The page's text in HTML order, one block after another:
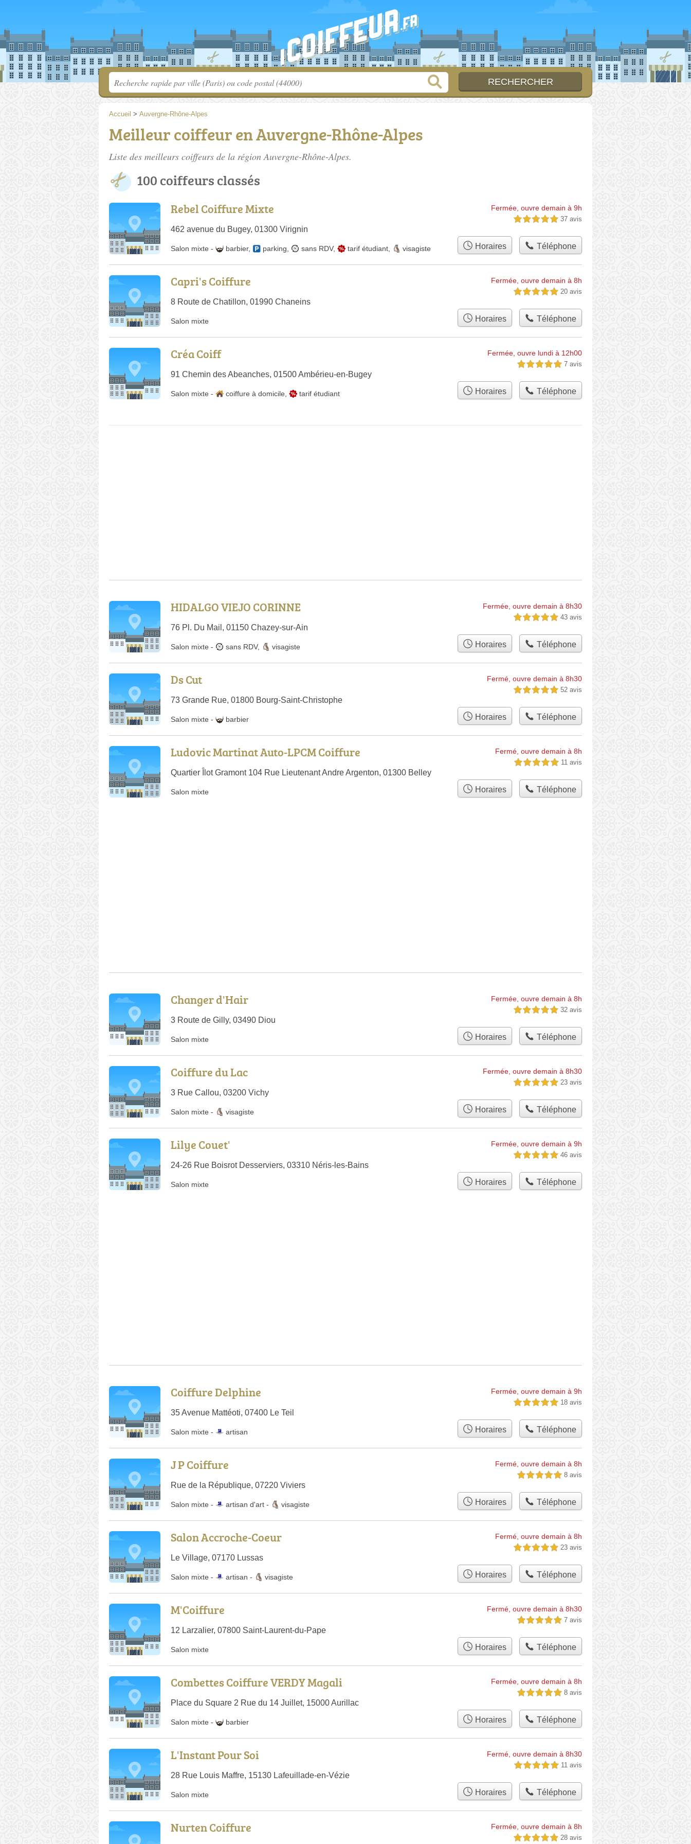
Accueil > Auvergne-Rhône-Alpes
Meilleur coiffeur en Auvergne-Rhône-Alpes
Liste des meilleurs coiffeurs de la région Auvergne-Rhône-Alpes.
100 coiffeurs classés
Rebel Coiffure Mixte
462 avenue du Bugey, 01300 Virignin
Fermée, ouvre demain à 9h
5,0 étoiles sur 5 37 avis
Salon mixte - barbier, parking sans RDV, tarif étudiant visagiste Horaires Téléphone
Capri's Coiffure
8 Route de Chatillon, 01990 Chaneins
Fermée, ouvre demain à 8h
5,0 étoiles sur 5 20 avis
Salon mixte Horaires Téléphone
Créa Coiff
91 Chemin des Abeanches, 01500 Ambérieu-en-Bugey
Fermée, ouvre lundi à 12h00
5,0 étoiles sur 5 7 avis
Salon mixte - coiffure à domicile tarif étudiant Horaires Téléphone
HIDALGO VIEJO CORINNE
76 Pl. Du Mail, 01150 Chazey-sur-Ain
Fermée, ouvre demain à 8h30
5,0 étoiles sur 5 43 avis
Salon mixte - sans RDV, visagiste Horaires Téléphone
Ds Cut
73 Grande Rue, 01800 Bourg-Saint-Christophe
Fermé, ouvre demain à 8h30
5,0 étoiles sur 5 52 avis
Salon mixte - barbier Horaires Téléphone
Ludovic Martinat Auto-LPCM Coiffure
Quartier Îlot Gramont 104 Rue Lieutenant Andre Argenton, 01300 Belley
Fermé, ouvre demain à 8h
5,0 étoiles sur 5 11 avis
Salon mixte Horaires Téléphone
Changer d'Hair
3 Route de Gilly, 03490 Diou
Fermée, ouvre demain à 8h
5,0 étoiles sur 5 32 avis
Salon mixte Horaires Téléphone
Coiffure du Lac
3 Rue Callou, 03200 Vichy
Fermée, ouvre demain à 8h30
5,0 étoiles sur 5 23 avis
Salon mixte - visagiste Horaires Téléphone
Lilye Couet'
24-26 Rue Boisrot Desserviers, 03310 Néris-les-Bains
Fermée, ouvre demain à 9h
5,0 étoiles sur 5 46 avis
Salon mixte Horaires Téléphone
Coiffure Delphine
35 Avenue Mattéoti, 07400 Le Teil
Fermée, ouvre demain à 9h
5,0 étoiles sur 5 18 avis
Salon mixte - artisan Horaires Téléphone
J P Coiffure
Rue de la République, 07220 Viviers
Fermé, ouvre demain à 8h
5,0 étoiles sur 5 8 avis
Salon mixte - artisan d'art - visagiste Horaires Téléphone
Salon Accroche-Coeur
Le Village, 07170 Lussas
Fermé, ouvre demain à 8h
5,0 étoiles sur 5 23 avis
Salon mixte - artisan - visagiste Horaires Téléphone
M'Coiffure
12 Larzalier, 07800 Saint-Laurent-du-Pape
Fermé, ouvre demain à 8h30
5,0 étoiles sur 5 7 avis
Salon mixte Horaires Téléphone
Combettes Coiffure VERDY Magali
Place du Square 2 Rue du 14 Juillet, 15000 Aurillac
Fermée, ouvre demain à 8h
5,0 étoiles sur 5 8 avis
Salon mixte - barbier Horaires Téléphone
L'Instant Pour Soi
28 Rue Louis Maffre, 15130 Lafeuillade-en-Vézie
Fermé, ouvre demain à 8h30
5,0 étoiles sur 5 11 avis
Salon mixte Horaires Téléphone
Nurten Coiffure Fermée, ouvre demain à 8h
5,0 étoiles sur 5 28 avis